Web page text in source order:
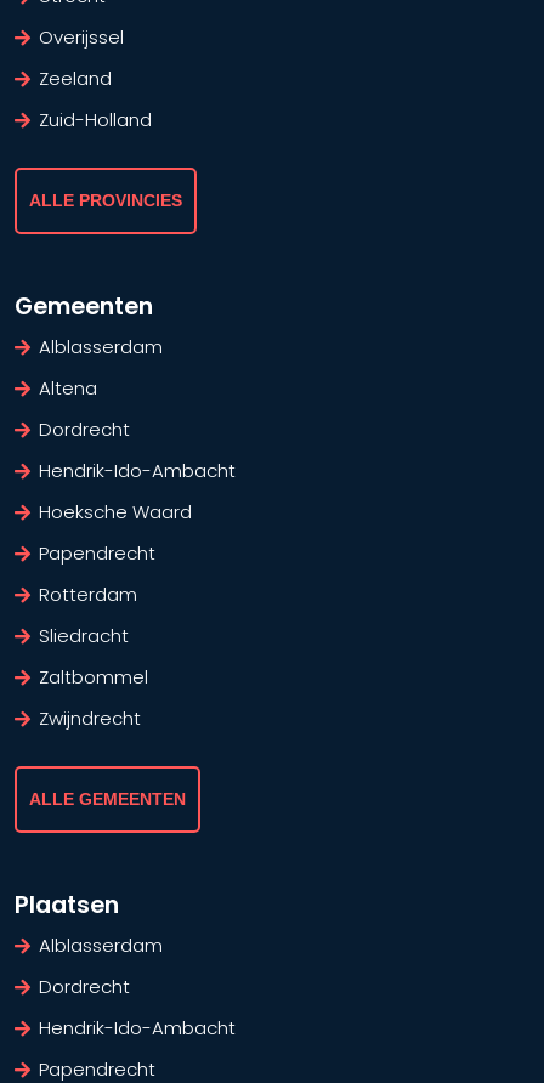
Overijssel
Zeeland
Zuid-Holland
ALLE PROVINCIES
Gemeenten
Alblasserdam
Altena
Dordrecht
Hendrik-Ido-Ambacht
Hoeksche Waard
Papendrecht
Rotterdam
Sliedracht
Zaltbommel
Zwijndrecht
ALLE GEMEENTEN
Plaatsen
Alblasserdam
Dordrecht
Hendrik-Ido-Ambacht
Papendrecht